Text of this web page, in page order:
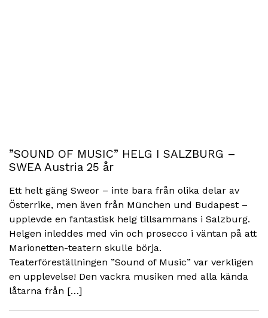
”SOUND OF MUSIC” HELG I SALZBURG –
SWEA Austria 25 år
Ett helt gäng Sweor – inte bara från olika delar av
Österrike, men även från München und Budapest –
upplevde en fantastisk helg tillsammans i Salzburg.
Helgen inleddes med vin och prosecco i väntan på att
Marionetten-teatern skulle börja.
Teaterföreställningen ”Sound of Music” var verkligen
en upplevelse! Den vackra musiken med alla kända
låtarna från […]